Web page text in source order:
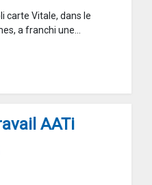
carte Vitale, dans le
a franchi une...
AATi